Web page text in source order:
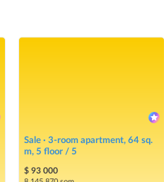
Sale · 3-room apartment, 64 sq.
m, 5 floor / 5
$ 93 000